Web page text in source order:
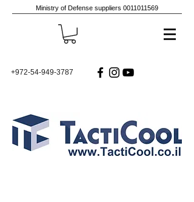
Ministry of Defense suppliers 0011011569
+972-54-949-3787